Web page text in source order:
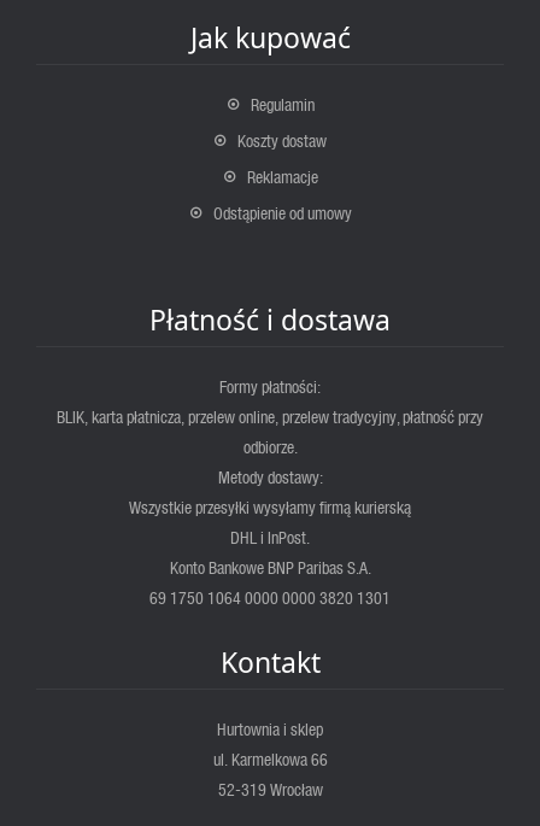
Jak kupować
Regulamin
Koszty dostaw
Reklamacje
Odstąpienie od umowy
Płatność i dostawa
Formy płatności:
BLIK, karta płatnicza, przelew online, przelew tradycyjny, płatność przy
odbiorze.
Metody dostawy:
Wszystkie przesyłki wysyłamy firmą kurierską
DHL i InPost.
Konto Bankowe BNP Paribas S.A.
69 1750 1064 0000 0000 3820 1301
Kontakt
Hurtownia i sklep
ul. Karmelkowa 66
52-319 Wrocław